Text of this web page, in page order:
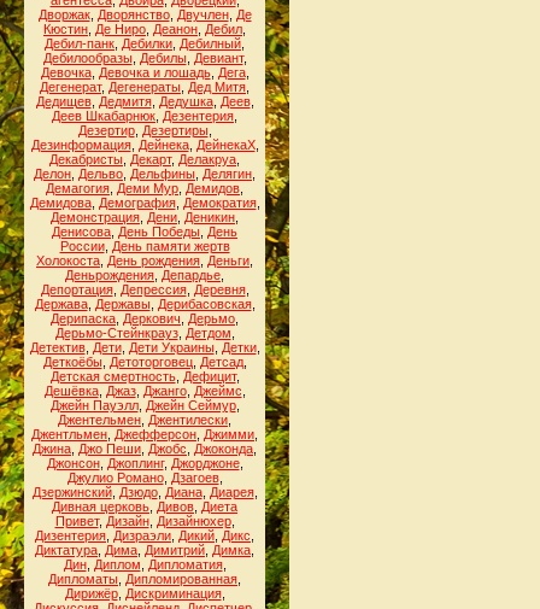
Дворжак, Дворянство, Двучлен, Де
Кюстин Де Ниро Деанон Дебил
Дебил-панк Дебилки Дебилный
Дебилообразы, Дебилы, Девиант,
Девочка, Девочка и лошадь, Дега,
Дегенерат, Дегенераты Дед Митя
Дедищев, Дедмитя, Дедушка, Деев,
Деев Шкабарнюк Дезентерия
Дезертир, Дезертиры,
Дезинформация, Дейнека, ДейнекаХ,
Декабристы Декарт, Делакруа
Делон Дельво Дельфины Делягин
Демагогия Деми Мур Демидов
Демидова, Демография, Демократия,
Демонстрация Дени Деникин
Денисова День Победы День
России, День памяти жертв
Холокоста День рождения Деньги
Деньрождения Депардье
Депортация, Депрессия, Деревня,
Держава, Державы, Дерибасовская,
Дерипаска Деркович Дерьмо
Дерьмо-Стейнкрауз, Детдом
Детектив, Дети, Дети Украины, Детки,
Деткоёбы, Детоторговец, Детсад,
Детская смертность, Дефицит,
Дешёвка, Джаз, Джанго, Джеймс
Джейн Пауэлл, Джейн Сеймур,
Джентельмен Джентилески
Джентльмен Джефферсон Джимми
Джина Джо Пеши Джобс Джоконда
Джонсон, Джоплинг, Джорджоне,
Джулио Романо, Дзагоев,
Дзержинский, Дзюдо, Диана, Диарея,
Дивная церковь Дивов Диета
Привет, Дизайн, Дизайнюхер,
Дизентерия Дизраэли Дикий Дикс
Диктатура Дима Димитрий Димка
Дин, Диплом Дипломатия,
Дипломаты Дипломированная
Дирижёр, Дискриминация,